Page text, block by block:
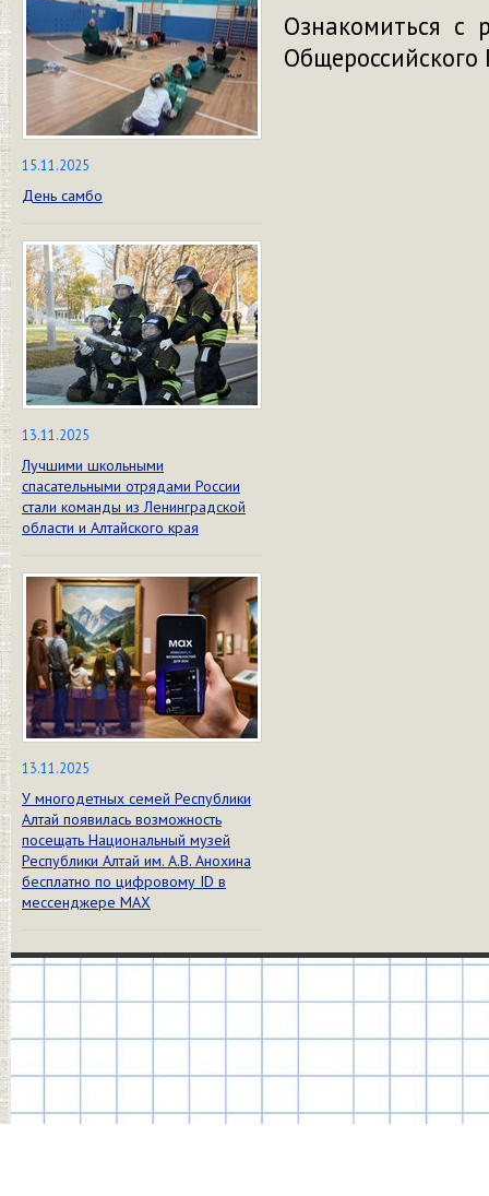
15.11.2025
День самбо
13.11.2025
Лучшими школьными
спасательными отрядами России
стали команды из Ленинградской
области и Алтайского края
13.11.2025
У многодетных семей Республики
Алтай появилась возможность
посещать Национальный музей
Республики Алтай им. А.В. Анохина
бесплатно по цифровому ID в
мессенджере МАХ
Ознакомиться с